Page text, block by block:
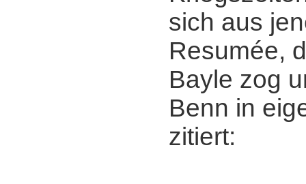
sich aus
Resumée,
Bayle zog
Benn in
zitiert: